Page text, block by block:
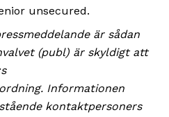
unsecured.
är sådan
(publ) är skyldigt att
Informationen
kontaktpersoners